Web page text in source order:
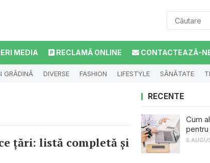
MEDIA RECLAMĂ ONLINE CONTACTEAZĂ-
GRĂDINĂ DIVERSE FASHION LIFESTYLE SĂNĂTATE
țări: listă completă și
RECENTE
Cum
5